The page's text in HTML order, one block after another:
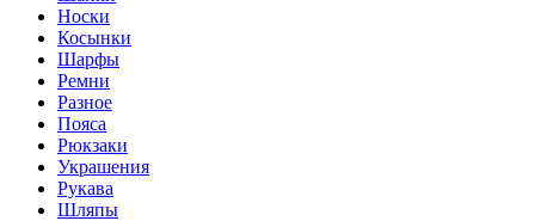
Носки
Косынки
Шарфы
Ремни
Разное
Пояса
Рюкзаки
Украшения
Рукава
Шляпы